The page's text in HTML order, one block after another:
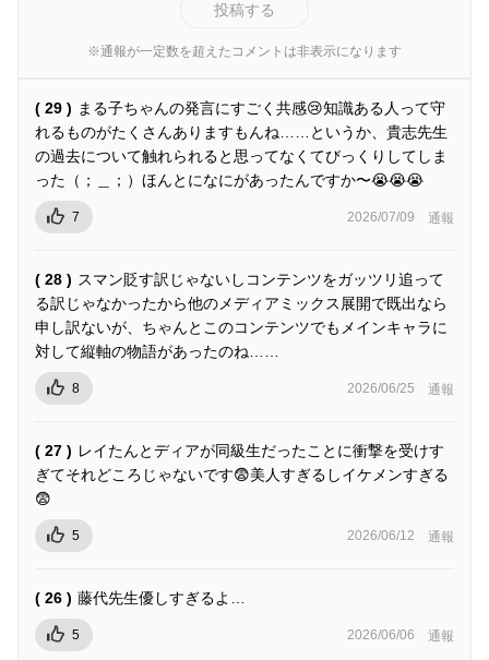
投稿する
※通報が一定数を超えたコメントは非表示になります
( 29 ) まる子ちゃんの発言にすごく共感😢知識ある人って守
れるものがたくさんありますもんね……というか、貴志先生
の過去について触れられると思ってなくてびっくりしてしま
った（；＿；）ほんとになにがあったんですか〜😭😭😭
7 2026/07/09 通報
( 28 ) スマン貶す訳じゃないしコンテンツをガッツリ追って
る訳じゃなかったから他のメディアミックス展開で既出なら
申し訳ないが、ちゃんとこのコンテンツでもメインキャラに
対して縦軸の物語があったのね……
8 2026/06/25 通報
( 27 ) レイたんとディアが同級生だったことに衝撃を受けす
ぎてそれどころじゃないです😨美人すぎるしイケメンすぎる
😨
5 2026/06/12 通報
( 26 ) 藤代先生優しすぎるよ…
5 2026/06/06 通報